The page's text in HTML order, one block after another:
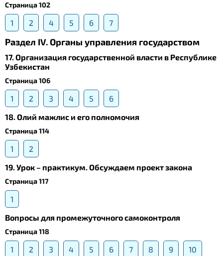
Страница 102
1 2 4 5 6 7
Раздел IV. Органы управления государством
17. Организация государственной власти в Республике
Узбекистан
Страница 106
1 2 3 4 5
6
18. Олий мажлис и его полномочия
Страница 114
1
2
19. Урок – практикум. Обсуждаем проект закона
Страница 117
1
Вопросы для промежуточного самоконтроля
Страница 118
1 2 3 4 5 6 7 8 9 10